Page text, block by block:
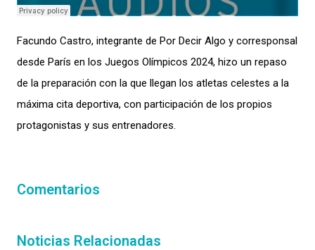
Facundo Castro, integrante de Por Decir Algo y corresponsal
desde París en los Juegos Olímpicos 2024, hizo un repaso
de la preparación con la que llegan los atletas celestes a la
máxima cita deportiva, con participación de los propios
protagonistas y sus entrenadores.
Comentarios
Noticias Relacionadas